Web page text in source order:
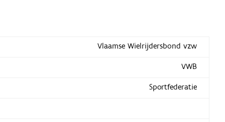
Vlaamse Wielrijdersbond vzw
VWB
Sportfederatie